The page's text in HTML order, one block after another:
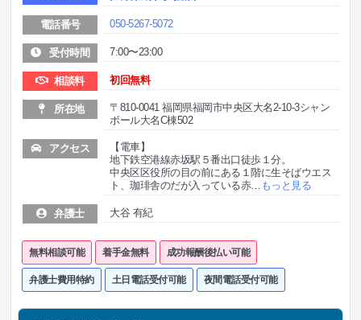
電話番号 050-5267-5072
受付時間 7:00〜23:00
相談料 初回無料
所在地
〒810-0041 福岡県福岡市中央区大名2-10-3シャン
ボール大名C棟502
アクセス
【電車】
地下鉄空港線赤坂駅５番出口徒歩１分。
中央区区役所の目の前にある１階に生そばウエス
ト、珈琲舎のだが入っている赤… もっと見る
弁護士 大谷 有紀
無料相談可能 着手金無料 成功報酬後払い可能
弁護士費用特約 土日電話受付可能 夜間電話受付可能